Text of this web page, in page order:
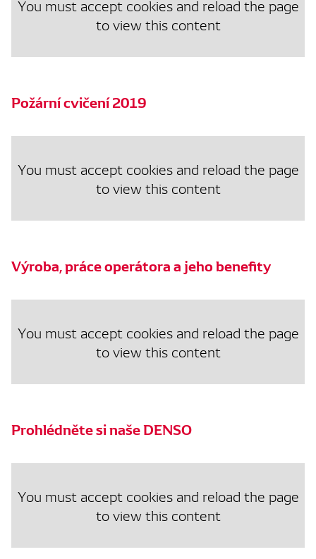
You must accept cookies and reload the page
to view this content
Požární cvičení 2019
You must accept cookies and reload the page
to view this content
Výroba, práce operátora a jeho benefity
You must accept cookies and reload the page
to view this content
Prohlédněte si naše DENSO
You must accept cookies and reload the page
to view this content